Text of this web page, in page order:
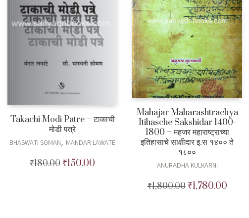
Takachi Modi Patre – टाकाची
मोडी पत्रे
BHASWATI SOMAN , MANDAR LAWATE
₹180.00 Original
₹150.00
Mahajar Maharashtrachya
Itihasche Sakshidar 1400-
1800 – महजर महाराष्ट्राच्या
इतिहासाचे साक्षीदार इ.स १४०० ते
१८००
ANURADHA KULKARNI
₹1,800.00 Original
₹1,780.00Current